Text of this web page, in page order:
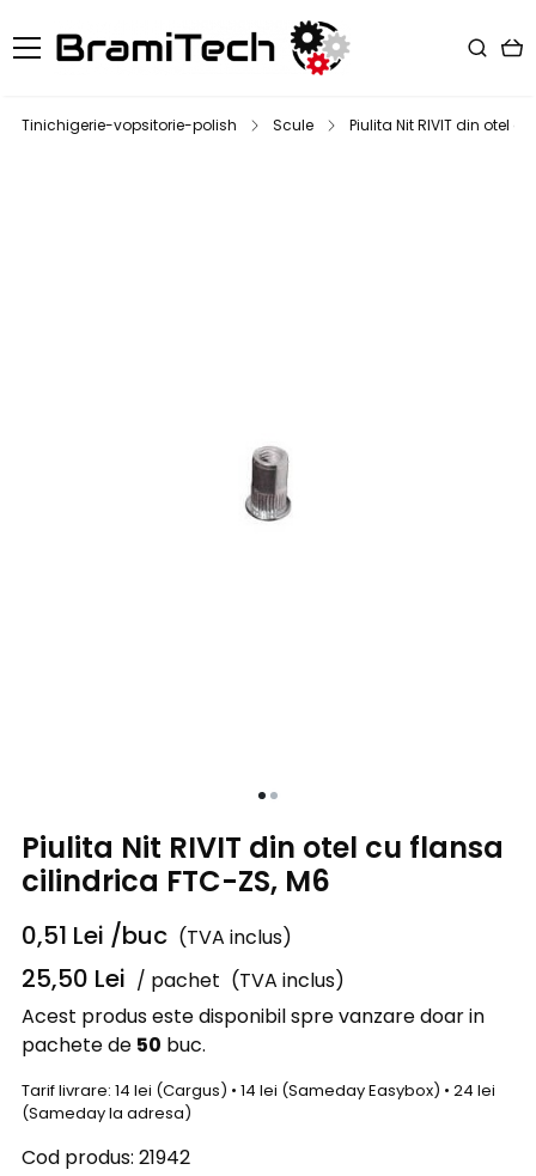
Tinichigerie-vopsitorie-polish Scule Piulita Nit RIVIT din otel
Piulita Nit RIVIT din otel cu flansa
cilindrica FTC-ZS, M6
0,51 Lei /buc (TVA inclus)
25,50 Lei / pachet (TVA inclus)
Acest produs este disponibil spre vanzare doar in
pachete de 50 buc.
Tarif livrare: 14 lei (Cargus) • 14 lei (Sameday Easybox) • 24 lei
(Sameday la adresa)
Cod produs: 21942